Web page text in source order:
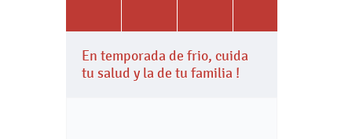
En temporada de frio, cuida
tu salud y la de tu familia !